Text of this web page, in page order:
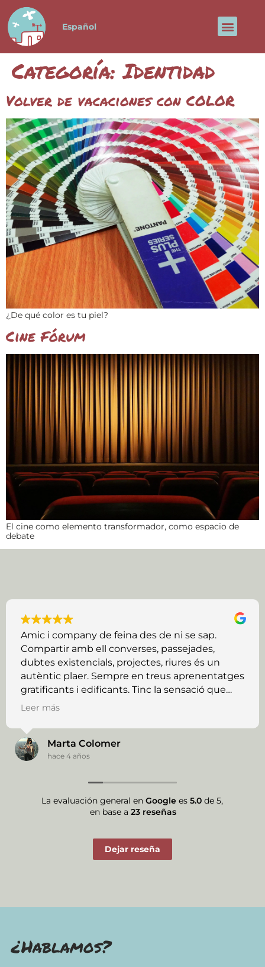
Español
Categoría:Identidad
Volver de vacaciones con COLOR
¿De qué color es tu piel?
Cine Fórum
El cine como elemento transformador, como espacio de
debate
Amic i company de feina des de ni se sap.
Compartir amb ell converses, passejades,
dubtes existencials, projectes, riures és un
autèntic plaer. Sempre en treus aprenentatges
gratificants i edificants. Tinc la sensació que
encara ens queda molt tram per recórrer
Leer más
Marta Colomer
hace 4 años
La evaluación general en Googlees 5.0de 5,
en base a 23 reseñas
Dejar reseña
¿Hablamos?